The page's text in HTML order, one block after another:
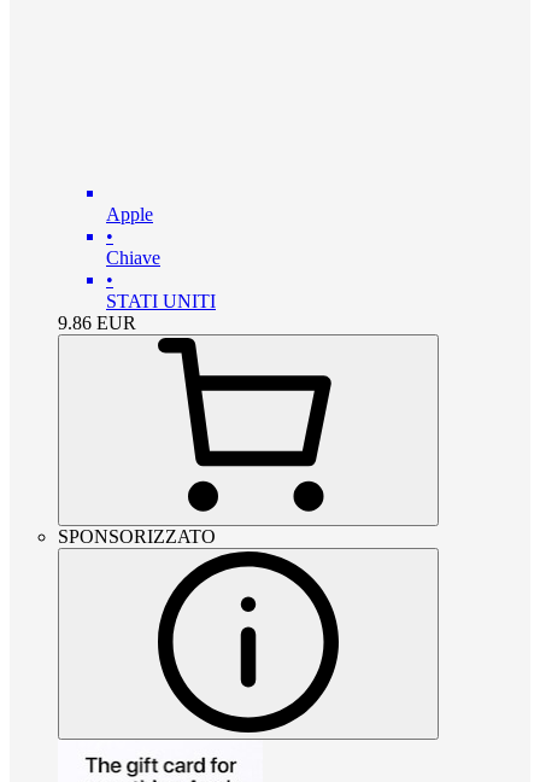
Apple
•
Chiave
•
STATI UNITI
9.86 EUR
SPONSORIZZATO